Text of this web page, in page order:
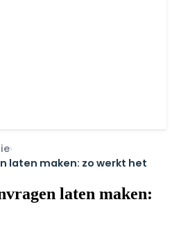
laten maken: zo werkt het
laten maken: